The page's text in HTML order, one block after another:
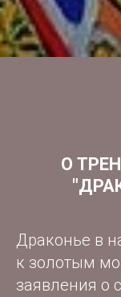
О
Драконье в
к золотым
заявления о